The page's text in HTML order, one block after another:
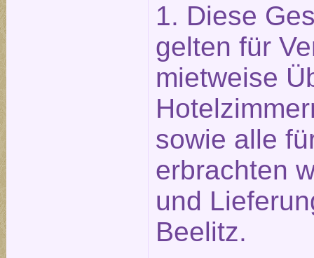
1. Diese
gelten für
mietweise
sowie alle
erbrachten
und
Beelitz.